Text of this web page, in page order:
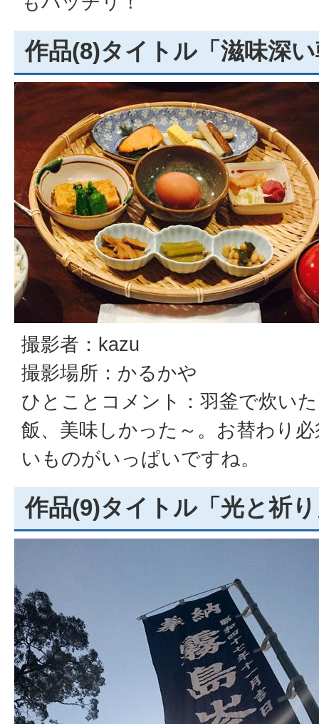
作品(8)タイトル「滋味深
撮影者：kazu
撮影場所：かるかや
ひとことコメント：羽釜で炊い
飯、美味しかった～。お替わり
いものがいっぱいですね。
作品(9)タイトル「光と祈